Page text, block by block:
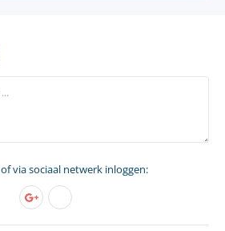
of via sociaal netwerk inloggen: